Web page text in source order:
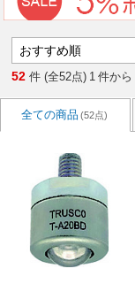
52 件 (全52点) 1 件から
全ての商品 (52点)